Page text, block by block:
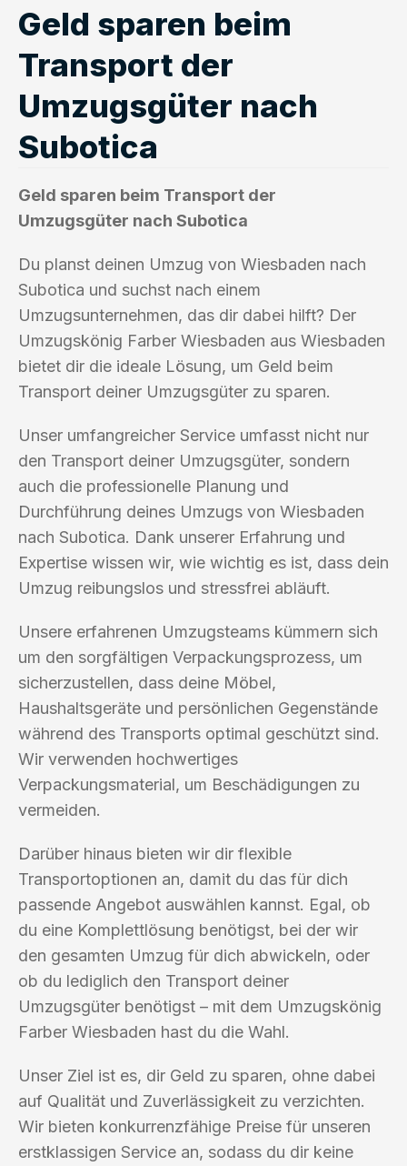
Geld sparen beim
Transport der
Umzugsgüter nach
Subotica
Geld sparen beim Transport der
Umzugsgüter nach Subotica
Du planst deinen Umzug von Wiesbaden nach
Subotica und suchst nach einem
Umzugsunternehmen, das dir dabei hilft? Der
Umzugskönig Farber Wiesbaden aus Wiesbaden
bietet dir die ideale Lösung, um Geld beim
Transport deiner Umzugsgüter zu sparen.
Unser umfangreicher Service umfasst nicht nur
den Transport deiner Umzugsgüter, sondern
auch die professionelle Planung und
Durchführung deines Umzugs von Wiesbaden
nach Subotica. Dank unserer Erfahrung und
Expertise wissen wir, wie wichtig es ist, dass dein
Umzug reibungslos und stressfrei abläuft.
Unsere erfahrenen Umzugsteams kümmern sich
um den sorgfältigen Verpackungsprozess, um
sicherzustellen, dass deine Möbel,
Haushaltsgeräte und persönlichen Gegenstände
während des Transports optimal geschützt sind.
Wir verwenden hochwertiges
Verpackungsmaterial, um Beschädigungen zu
vermeiden.
Darüber hinaus bieten wir dir flexible
Transportoptionen an, damit du das für dich
passende Angebot auswählen kannst. Egal, ob
du eine Komplettlösung benötigst, bei der wir
den gesamten Umzug für dich abwickeln, oder
ob du lediglich den Transport deiner
Umzugsgüter benötigst – mit dem Umzugskönig
Farber Wiesbaden hast du die Wahl.
Unser Ziel ist es, dir Geld zu sparen, ohne dabei
auf Qualität und Zuverlässigkeit zu verzichten.
Wir bieten konkurrenzfähige Preise für unseren
erstklassigen Service an, sodass du dir keine